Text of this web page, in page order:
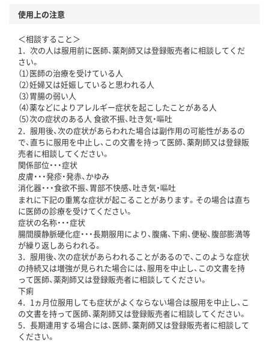
使用上の注意
＜相談すること＞
1．次の人は服用前に医師、薬剤師又は登録販売者に相談してくだ
さい。
（1）医師の治療を受けている人
（2）妊婦又は妊娠していると思われる人
（3）胃腸の弱い人
（4）薬などによりアレルギー症状を起こしたことがある人
（5）次の症状のある人 食欲不振、吐き気・嘔吐
2．服用後、次の症状があらわれた場合は副作用の可能性があるの
で、直ちに服用を中止し、この文書を持って医師、薬剤師又は登録販
売者に相談してください。
関係部位・・・症状
皮膚・・・発疹・発赤、かゆみ
消化器・・・食欲不振、胃部不快感、吐き気・嘔吐
まれに下記の重篤な症状が起こることがあります。その場合は直ち
に医師の診療を受けてください。
症状の名称・・・症状
腸間膜静脈硬化症・・・長期服用により、腹痛、下痢、便秘、腹部膨満等
が繰り返しあらわれる。
3．服用後、次の症状があらわれることがあるので、このような症状
の持続又は増強が見られた場合には、服用を中止し、この文書を持
って医師、薬剤師又は登録販売者に相談してください。
下痢
4．1ヵ月位服用しても症状がよくならない場合は服用を中止し、こ
の文書を持って医師、薬剤師又は登録販売者に相談してください。
5．長期連用する場合には、医師、薬剤師又は登録販売者に相談して
ください。